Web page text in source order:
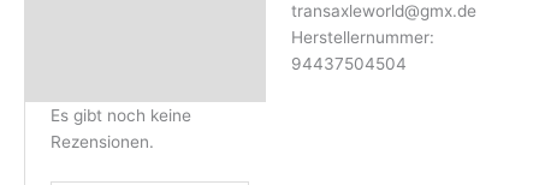
transaxleworld@gmx.de
Herstellernummer:
94437504504
Es gibt noch keine
Rezensionen.